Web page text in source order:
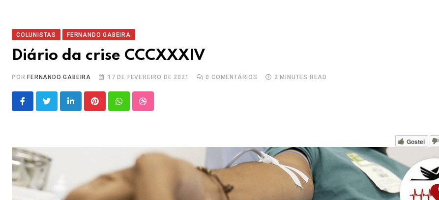
COLUNISTAS FERNANDO GABEIRA
Diário da crise CCCXXXIV
POR FERNANDO GABEIRA 17 DE FEVEREIRO DE 2021 0 COMENTÁRIOS 2 MINUTES READ
LinkedInPinterestWhatsappStumbleUpon
Gostei